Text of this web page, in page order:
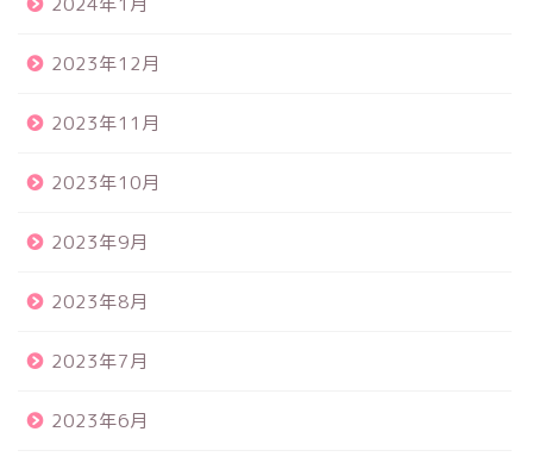
2023年12月
2023年11月
2023年10月
2023年9月
2023年8月
2023年7月
2023年6月